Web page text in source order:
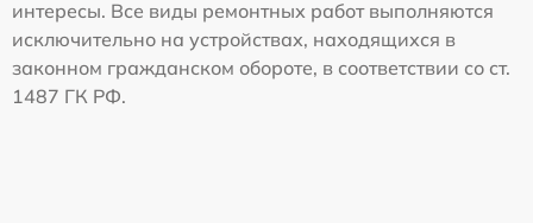
интересы. Все виды ремонтных работ выполняются
исключительно на устройствах, находящихся в
законном гражданском обороте, в соответствии со ст.
1487 ГК РФ.